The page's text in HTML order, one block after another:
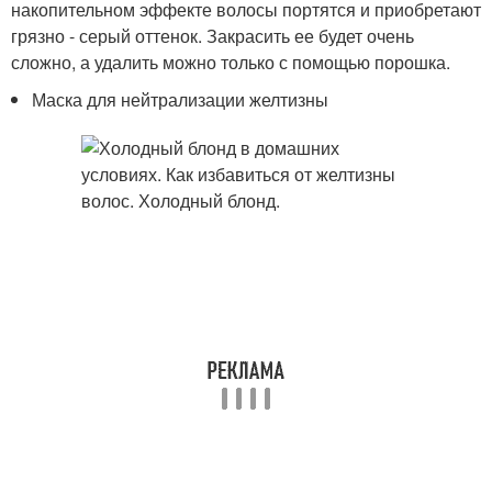
накопительном эффекте волосы портятся и приобретают
грязно - серый оттенок. Закрасить ее будет очень
сложно, а удалить можно только с помощью порошка.
Маска для нейтрализации желтизны